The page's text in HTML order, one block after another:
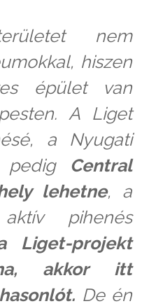
nem
hiszen
épület van
A Liget
a Nyugati
pedig Central
lehetne, a
pihenés
Liget-projekt
akkor itt
De én